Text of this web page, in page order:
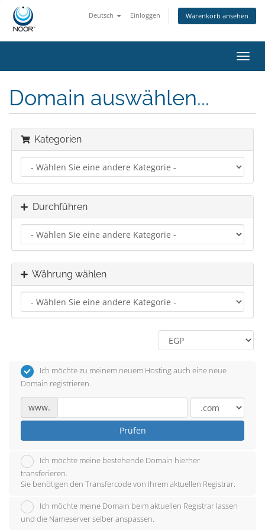
Deutsch Einloggen Warenkorb ansehen
ein-/
Domain auswählen...
Kategorien
Durchführen
Währung wählen
Ich möchte zu meinem neuem Hosting auch eine neue
Domain registrieren.
www.
Prüfen
Ich möchte meine bestehende Domain hierher
transferieren.
Sie benötigen den Transfercode von Ihrem aktuellen Registrar.
Ich möchte meine Domain beim aktuellen Registrar lassen
und die Nameserver selber anspassen.